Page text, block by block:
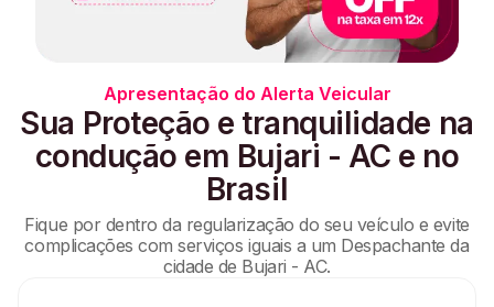
Apresentação do Alerta Veicular
Sua Proteção e tranquilidade na
condução em Bujari - AC e no
Brasil
Fique por dentro da regularização do seu veículo e evite
complicações com serviços iguais a um Despachante da
cidade de Bujari - AC.